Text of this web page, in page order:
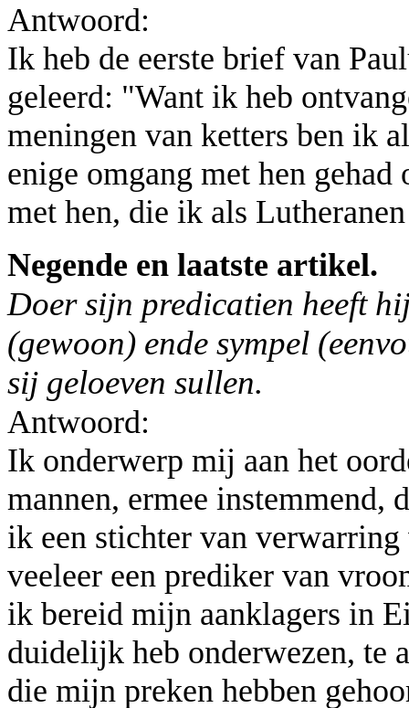
Antwoord:
Ik heb de eerste brief van
geleerd: "Want ik heb
meningen van ketters ben ik
enige omgang met hen
met hen, die ik als
Negende en laatste artikel.
Doer sijn predicatien heeft
(gewoon) ende sympel
sij geloeven sullen.
Antwoord:
Ik onderwerp mij aan het
mannen, ermee
ik een stichter van
veeleer een prediker van
ik bereid mijn aanklagers in
duidelijk heb onderwezen, te
die mijn preken hebben